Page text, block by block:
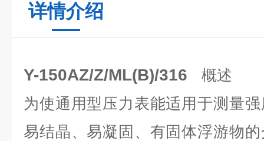
详情介绍
Y-150AZ/Z/ML(B)/316
概述
为使通用型压力表能适用于测量
易结晶、易凝固、有固体浮游物